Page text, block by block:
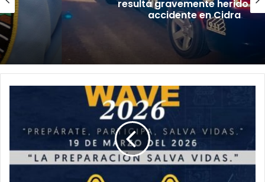
resulta gravemente herido tras
accidente en Cidra
exhortan
la
ciudadanía